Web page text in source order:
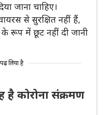
जाना चाहिए।
से सुरक्षित नहीं हैं,
के रूप में छूट नहीं दी जानी
पढ़ लिया है
है कोरोना संक्रमण